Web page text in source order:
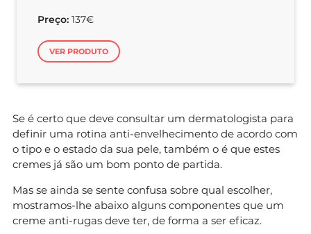
Preço: 137€
VER PRODUTO
Se é certo que deve consultar um dermatologista para
definir uma rotina anti-envelhecimento de acordo com
o tipo e o estado da sua pele, também o é que estes
cremes já são um bom ponto de partida.
Mas se ainda se sente confusa sobre qual escolher,
mostramos-lhe abaixo alguns componentes que um
creme anti-rugas deve ter, de forma a ser eficaz.